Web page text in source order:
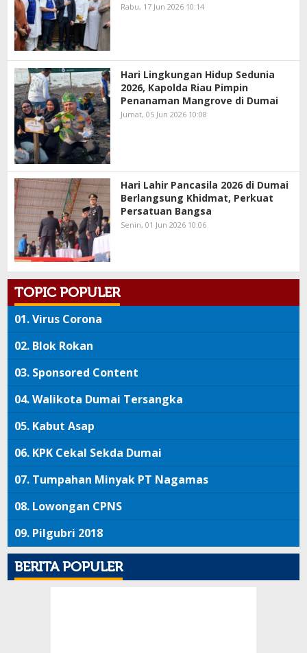
Rabu, 17 Jun 2026 10:14
Hari Lingkungan Hidup Sedunia
2026, Kapolda Riau Pimpin
Penanaman Mangrove di Dumai
Jumat, 05 Jun 2026 10:08
Hari Lahir Pancasila 2026 di Dumai
Berlangsung Khidmat, Perkuat
Persatuan Bangsa
Senin, 01 Jun 2026 10:06
TOPIC POPULER
01.Virus Corona
02. Blok Rokan
03. Sponsored Content
04.Walikota Dumai Tersangka
05. Kabut Asap
06. KPK Cekal Sekda Dumai
07. Tumpahan Minyak PT Nagamas
08. Lowongan CPNS
09. Pilgubri 2018
BERITA POPULER